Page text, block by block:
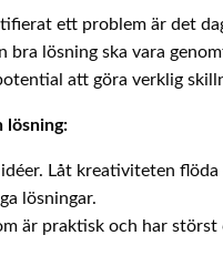
ett problem är det
bra lösning ska vara
att göra verklig
lösning:
Låt kreativiteten
lösningar.
är praktisk och har störst